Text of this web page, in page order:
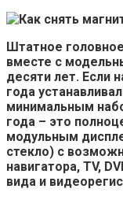
Штатное
вместе с
десяти лет. Если
года
минимальным
года – это
модульным
стекло) с
навигатора, TV,
вида и